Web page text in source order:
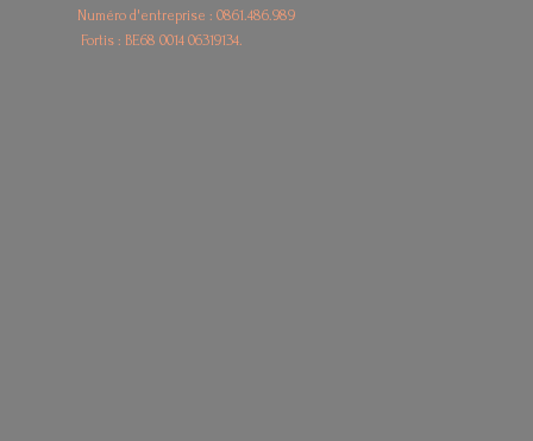
Numéro d'entreprise : 0861.486.989
Fortis : BE680014 06319134.